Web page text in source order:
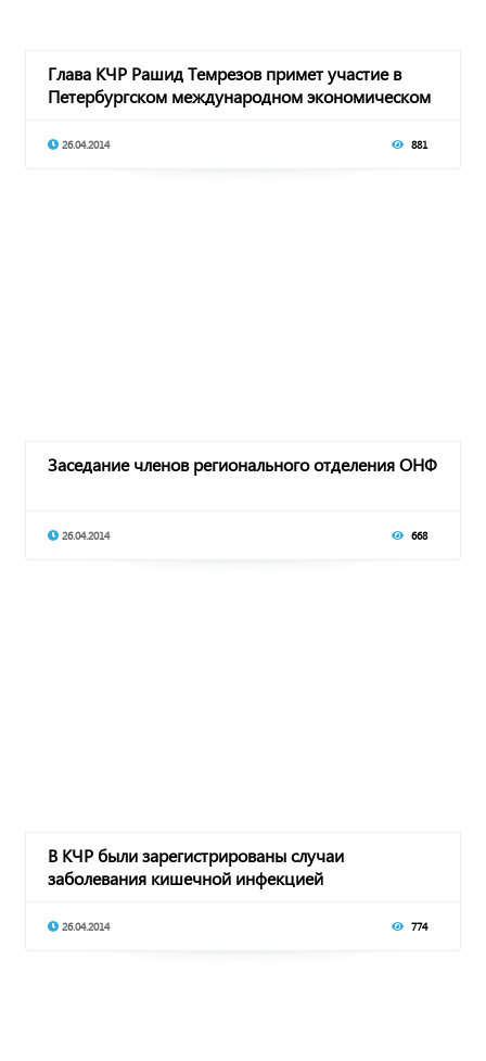
Глава КЧР Рашид Темрезов примет участие в
Петербургском международном экономическом
26.04.2014 881
Заседание членов регионального отделения ОНФ
26.04.2014 668
В КЧР были зарегистрированы случаи
заболевания кишечной инфекцией
26.04.2014 774